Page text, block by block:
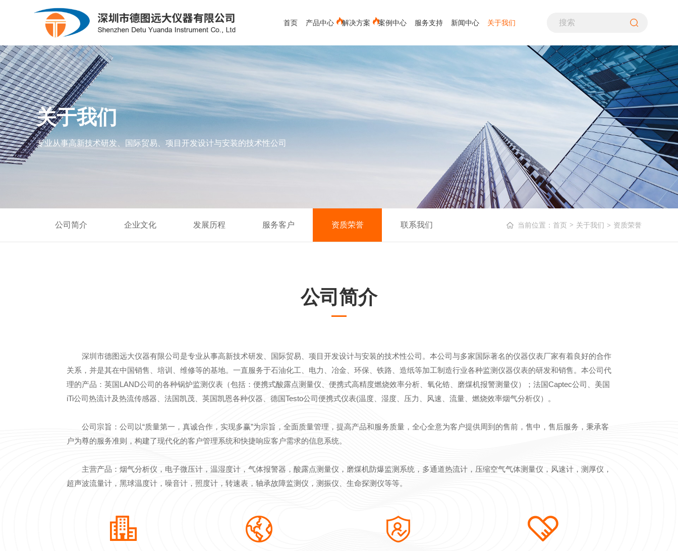
首页 产品中心
氧化锆
制冷系统/供热系统/暖通空调专用
钳形表
电能质量分析仪
视频内窥镜
测厚仪
辐射检测仪
蓄电池测试仪
水份仪
红外测温仪
化工救援类-军毒、生物检测仪
差压仪
超声波流量计
气体分析仪
辐射热流传感器
热像仪
生命探测仪
水质分析仪
温湿度仪
烟气分析仪
噪音计、声级计
照度计
转速计
在线式变送器
解决方案 案例中心
石油化工 电力行业 冶金行业 铁路行业 造纸行业
服务支持
下载中心
新闻中心
公司新闻
关于我们
公司简介 企业文化 发展历程 资质荣誉 联系我们
关于我们
专业从事高新技术研发、国际贸易、项目开发设计与安装的技术性公司
公司简介 企业文化 发展历程 服务客户 资质荣誉 联系我们 当前位置：首页 > 关于我们 > 资质荣誉
公司简介
深圳市德图远大仪器有限公司是专业从事高新技术研发、国际贸易、项目开发设计与安装的技术性公司。本公司与多家国际著名的仪器仪表厂家有着良好的合作
关系，并是其在中国销售、培训、维修等的基地。一直服务于石油化工、电力、冶金、环保、铁路、造纸等加工制造行业各种监测仪器仪表的研发和销售。本公司代
理的产品：英国LAND公司的各种锅炉监测仪表（包括：便携式酸露点测量仪、便携式高精度燃烧效率分析、氧化锆、磨煤机报警测量仪）；法国Captec公司、美国
iTi公司热流计及热流传感器、法国凯茂、英国凯恩各种仪器、德国Testo公司便携式仪表(温度、湿度、压力、风速、流量、燃烧效率烟气分析仪）。
公司宗旨：公司以“质量第一，真诚合作，实现多赢”为宗旨，全面质量管理，提高产品和服务质量，全心全意为客户提供周到的售前，售中，售后服务，秉承客
户为尊的服务准则，构建了现代化的客户管理系统和快捷响应客户需求的信息系统。
主营产品：烟气分析仪，电子微压计，温湿度计，气体报警器，酸露点测量仪，磨煤机防爆监测系统，多通道热流计，压缩空气气体测量仪，风速计，测厚仪，
超声波流量计，黑球温度计，噪音计，照度计，转速表，轴承故障监测仪，测振仪、生命探测仪等等。